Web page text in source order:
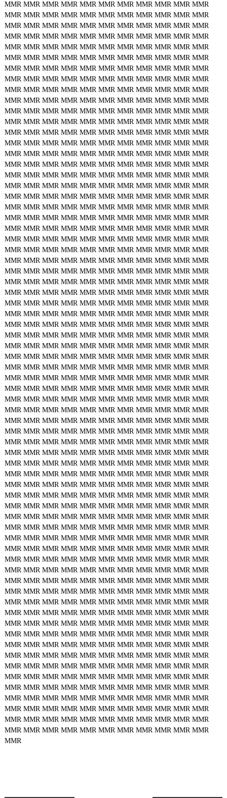
MMR MMR MMR MMR MMR MMR MMR MMR MMR MMR MMR
MMR MMR MMR MMR MMR MMR MMR MMR MMR MMR MMR
MMR MMR MMR MMR MMR MMR MMR MMR MMR MMR MMR
MMR MMR MMR MMR MMR MMR MMR MMR MMR MMR MMR
MMR MMR MMR MMR MMR MMR MMR MMR MMR MMR MMR
MMR MMR MMR MMR MMR MMR MMR MMR MMR MMR MMR
MMR MMR MMR MMR MMR MMR MMR MMR MMR MMR MMR
MMR MMR MMR MMR MMR MMR MMR MMR MMR MMR MMR
MMR MMR MMR MMR MMR MMR MMR MMR MMR MMR MMR
MMR MMR MMR MMR MMR MMR MMR MMR MMR MMR MMR
MMR MMR MMR MMR MMR MMR MMR MMR MMR MMR MMR
MMR MMR MMR MMR MMR MMR MMR MMR MMR MMR MMR
MMR MMR MMR MMR MMR MMR MMR MMR MMR MMR MMR
MMR MMR MMR MMR MMR MMR MMR MMR MMR MMR MMR
MMR MMR MMR MMR MMR MMR MMR MMR MMR MMR MMR
MMR MMR MMR MMR MMR MMR MMR MMR MMR MMR MMR
MMR MMR MMR MMR MMR MMR MMR MMR MMR MMR MMR
MMR MMR MMR MMR MMR MMR MMR MMR MMR MMR MMR
MMR MMR MMR MMR MMR MMR MMR MMR MMR MMR MMR
MMR MMR MMR MMR MMR MMR MMR MMR MMR MMR MMR
MMR MMR MMR MMR MMR MMR MMR MMR MMR MMR MMR
MMR MMR MMR MMR MMR MMR MMR MMR MMR MMR MMR
MMR MMR MMR MMR MMR MMR MMR MMR MMR MMR MMR
MMR MMR MMR MMR MMR MMR MMR MMR MMR MMR MMR
MMR MMR MMR MMR MMR MMR MMR MMR MMR MMR MMR
MMR MMR MMR MMR MMR MMR MMR MMR MMR MMR MMR
MMR MMR MMR MMR MMR MMR MMR MMR MMR MMR MMR
MMR MMR MMR MMR MMR MMR MMR MMR MMR MMR MMR
MMR MMR MMR MMR MMR MMR MMR MMR MMR MMR MMR
MMR MMR MMR MMR MMR MMR MMR MMR MMR MMR MMR
MMR MMR MMR MMR MMR MMR MMR MMR MMR MMR MMR
MMR MMR MMR MMR MMR MMR MMR MMR MMR MMR MMR
MMR MMR MMR MMR MMR MMR MMR MMR MMR MMR MMR
MMR MMR MMR MMR MMR MMR MMR MMR MMR MMR MMR
MMR MMR MMR MMR MMR MMR MMR MMR MMR MMR MMR
MMR MMR MMR MMR MMR MMR MMR MMR MMR MMR MMR
MMR MMR MMR MMR MMR MMR MMR MMR MMR MMR MMR
MMR MMR MMR MMR MMR MMR MMR MMR MMR MMR MMR
MMR MMR MMR MMR MMR MMR MMR MMR MMR MMR MMR
MMR MMR MMR MMR MMR MMR MMR MMR MMR MMR MMR
MMR MMR MMR MMR MMR MMR MMR MMR MMR MMR MMR
MMR MMR MMR MMR MMR MMR MMR MMR MMR MMR MMR
MMR MMR MMR MMR MMR MMR MMR MMR MMR MMR MMR
MMR MMR MMR MMR MMR MMR MMR MMR MMR MMR MMR
MMR MMR MMR MMR MMR MMR MMR MMR MMR MMR MMR
MMR MMR MMR MMR MMR MMR MMR MMR MMR MMR MMR
MMR MMR MMR MMR MMR MMR MMR MMR MMR MMR MMR
MMR MMR MMR MMR MMR MMR MMR MMR MMR MMR MMR
MMR MMR MMR MMR MMR MMR MMR MMR MMR MMR MMR
MMR MMR MMR MMR MMR MMR MMR MMR MMR MMR MMR
MMR MMR MMR MMR MMR MMR MMR MMR MMR MMR MMR
MMR MMR MMR MMR MMR MMR MMR MMR MMR MMR MMR
MMR MMR MMR MMR MMR MMR MMR MMR MMR MMR MMR
MMR MMR MMR MMR MMR MMR MMR MMR MMR MMR MMR
MMR MMR MMR MMR MMR MMR MMR MMR MMR MMR MMR
MMR MMR MMR MMR MMR MMR MMR MMR MMR MMR MMR
MMR MMR MMR MMR MMR MMR MMR MMR MMR MMR MMR
MMR MMR MMR MMR MMR MMR MMR MMR MMR MMR MMR
MMR MMR MMR MMR MMR MMR MMR MMR MMR MMR MMR
MMR MMR MMR MMR MMR MMR MMR MMR MMR MMR MMR
MMR MMR MMR MMR MMR MMR MMR MMR MMR MMR MMR
MMR MMR MMR MMR MMR MMR MMR MMR MMR MMR MMR
MMR MMR MMR MMR MMR MMR MMR MMR MMR MMR MMR
MMR MMR MMR MMR MMR MMR MMR MMR MMR MMR MMR
MMR MMR MMR MMR MMR MMR MMR MMR MMR MMR MMR
MMR MMR MMR MMR MMR MMR MMR MMR MMR MMR MMR
MMR MMR MMR MMR MMR MMR MMR MMR MMR MMR MMR
MMR MMR MMR MMR MMR MMR MMR MMR MMR MMR MMR
MMR MMR MMR MMR MMR MMR MMR MMR MMR MMR MMR
MMR